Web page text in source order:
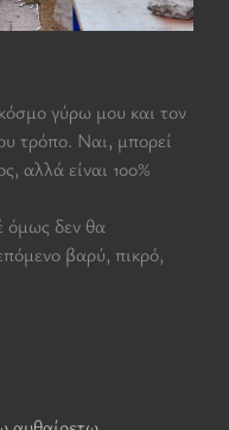
γύρω μου και τον
τρόπο. Ναι, μπορεί
αλλά είναι 100%
όμως δεν θα
βαρύ, πικρό,